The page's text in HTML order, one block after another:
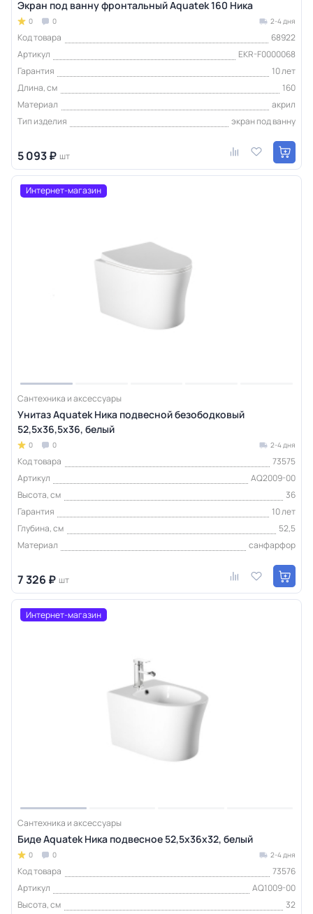
Экран под ванну фронтальный Aquatek 160 Ника
0 0 2-4 дня
Код товара
68922
Артикул
EKR-F0000068
Гарантия
10 лет
Длина, см
160
Материал
акрил
Тип изделия
экран под ванну
5 093 ₽ шт
Интернет-магазин
Сантехника и аксессуары
Унитаз Aquatek Ника подвесной безободковый
52,5х36,5х36, белый
0 0 2-4 дня
Код товара
73575
Артикул
AQ2009-00
Высота, см
36
Гарантия
10 лет
Глубина, см
52,5
Материал
санфарфор
7 326 ₽ шт
Интернет-магазин
Сантехника и аксессуары
Биде Aquatek Ника подвесное 52,5х36х32, белый
0 0 2-4 дня
Код товара
73576
Артикул
AQ1009-00
Высота, см
32